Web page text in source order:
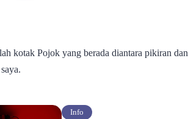
kotak Pojok yang berada diantara pikiran dan
Info